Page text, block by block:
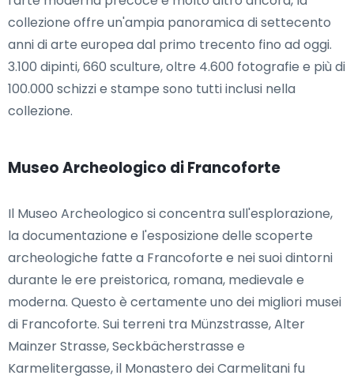
collezione offre un'ampia panoramica di settecento
anni di arte europea dal primo trecento fino ad oggi.
3.100 dipinti, 660 sculture, oltre 4.600 fotografie e più di
100.000 schizzi e stampe sono tutti inclusi nella
collezione.
Museo Archeologico di Francoforte
Il Museo Archeologico si concentra sull'esplorazione,
la documentazione e l'esposizione delle scoperte
archeologiche fatte a Francoforte e nei suoi dintorni
durante le ere preistorica, romana, medievale e
moderna. Questo è certamente uno dei migliori musei
di Francoforte. Sui terreni tra Münzstrasse, Alter
Mainzer Strasse, Seckbächerstrasse e
Karmelitergasse, il Monastero dei Carmelitani fu